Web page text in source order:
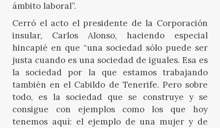
ámbito laboral”.
Cerró el acto el presidente de la Corporación
insular, Carlos Alonso, haciendo especial
hincapié en que “una sociedad sólo puede ser
justa cuando es una sociedad de iguales. Esa es
la sociedad por la que estamos trabajando
también en el Cabildo de Tenerife. Pero sobre
todo, es la sociedad que se construye y se
consigue con ejemplos como los que hoy
tenemos aquí: el ejemplo de una mujer y de